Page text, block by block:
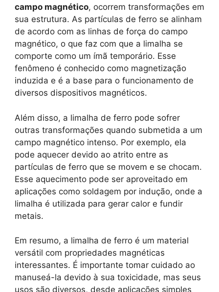
campo magnético, ocorrem transformações em
sua estrutura. As partículas de ferro se alinham
de acordo com as linhas de força do campo
magnético, o que faz com que a limalha se
comporte como um ímã temporário. Esse
fenômeno é conhecido como magnetização
induzida e é a base para o funcionamento de
diversos dispositivos magnéticos.
Além disso, a limalha de ferro pode sofrer
outras transformações quando submetida a um
campo magnético intenso. Por exemplo, ela
pode aquecer devido ao atrito entre as
partículas de ferro que se movem e se chocam.
Esse aquecimento pode ser aproveitado em
aplicações como soldagem por indução, onde a
limalha é utilizada para gerar calor e fundir
metais.
Em resumo, a limalha de ferro é um material
versátil com propriedades magnéticas
interessantes. É importante tomar cuidado ao
manuseá-la devido à sua toxicidade, mas seus
usos são diversos, desde aplicações simples